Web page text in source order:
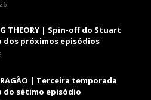
THEORY | Spin-off do Stuart
dos próximos episódios
| Terceira temporada
do sétimo episódio